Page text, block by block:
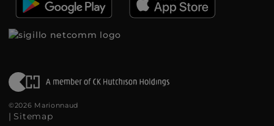
©2026 Marionnaud
| Sitemap